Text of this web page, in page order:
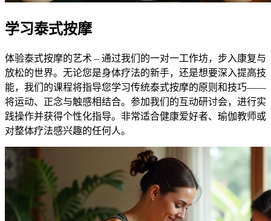
学习泰式按摩
体验泰式按摩的艺术 – 通过我们的一对一工作坊，步入康复与
放松的世界。无论您是身体疗法的新手，还是想要深入提高技
能，我们的课程将指导您学习传统泰式按摩的原则和技巧——
将运动、正念与触感相结合。参加我们的互动研讨会，进行实
践操作并获得个性化指导。非常适合健康爱好者、瑜伽教师或
对整体疗法感兴趣的任何人。